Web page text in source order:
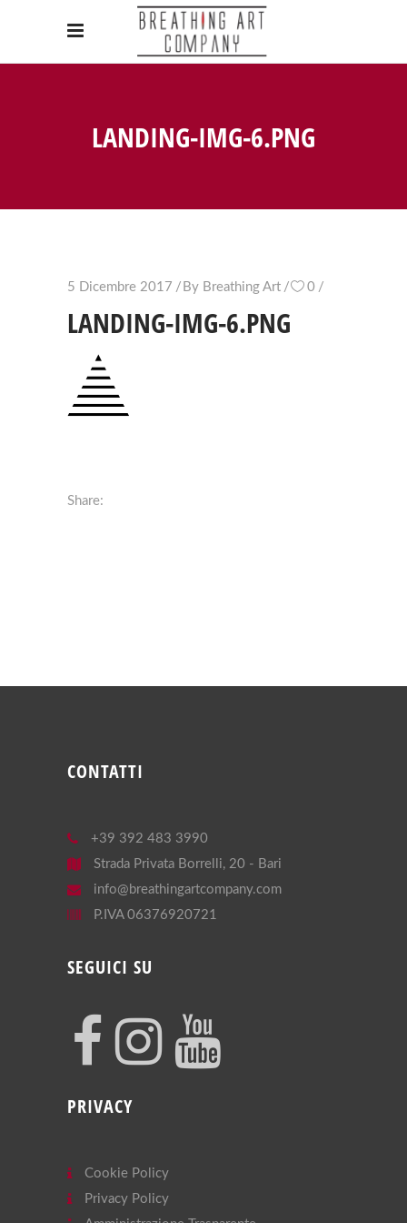
LANDING-IMG-6.PNG
5 Dicembre 2017 By Breathing Art 0
LANDING-IMG-6.PNG
Share:
CONTATTI
+39 392 483 3990
Strada Privata Borrelli, 20 - Bari
info@breathingartcompany.com
P.IVA 06376920721
SEGUICI SU
PRIVACY
Cookie Policy
Privacy Policy